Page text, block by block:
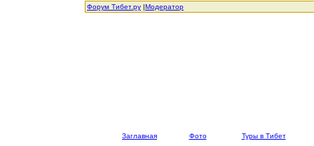
Форум Тибет.ру |Модератор
Заглавная Фото Туры в Тибет